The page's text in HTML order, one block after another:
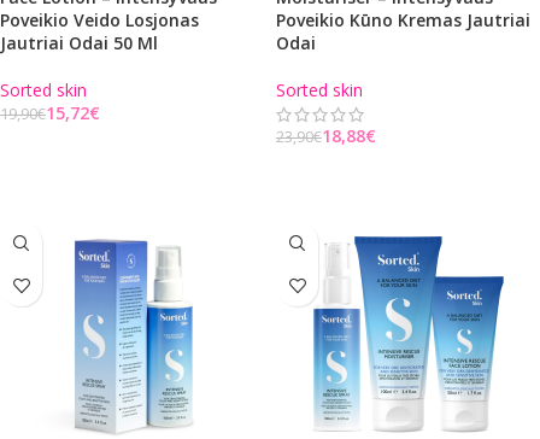
Poveikio Veido Losjonas
Jautriai Odai 50 Ml
Sorted skin
19,90€15,72€
Poveikio Kūno Kremas Jautriai
Odai
Sorted skin
23,90€18,88€